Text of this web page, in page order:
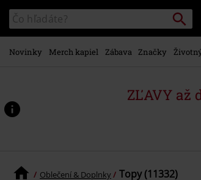
na
hlavný
obsah
Katalóg
vyhľadávania
Novinky Merch kapiel Zábava Značky
ZĽAVY až
Oblečení & Doplnky Topy (11332)